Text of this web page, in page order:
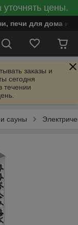
цены.
печи для дома и
заказы и
сегодня
течении
сауны